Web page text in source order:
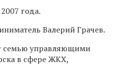
года.
Валерий Грачев.
семью управляющими
в сфере ЖКХ,